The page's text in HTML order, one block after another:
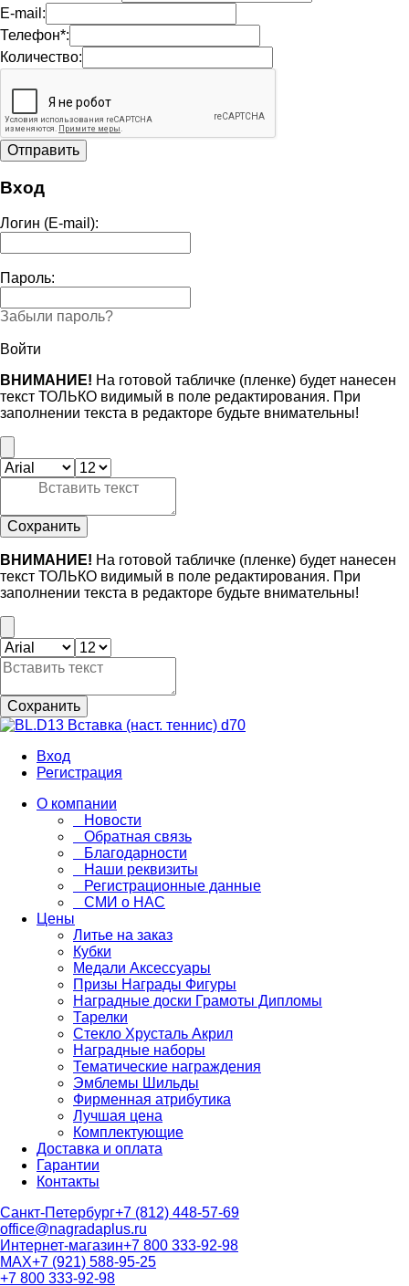
E-mail:
Телефон*:
Количество:
Вход
Логин (E-mail):
Пароль:
Забыли пароль?
Войти
ВНИМАНИЕ! На готовой табличке (пленке) будет нанесен
текст ТОЛЬКО видимый в поле редактирования. При
заполнении текста в редакторе будьте внимательны!
Сохранить
ВНИМАНИЕ! На готовой табличке (пленке) будет нанесен
текст ТОЛЬКО видимый в поле редактирования. При
заполнении текста в редакторе будьте внимательны!
Сохранить
Вход
Регистрация
О компании
Новости
Обратная связь
Благодарности
Наши реквизиты
Регистрационные данные
СМИ о НАС
Цены
Литье на заказ
Кубки
Медали Аксессуары
Призы Награды Фигуры
Наградные доски Грамоты Дипломы
Тарелки
Стекло Хрусталь Акрил
Наградные наборы
Тематические награждения
Эмблемы Шильды
Фирменная атрибутика
Лучшая цена
Комплектующие
Доставка и оплата
Гарантии
Контакты
Санкт-Петербург+7 (812) 448-57-69
office@nagradaplus.ru
Интернет-магазин+7 800 333-92-98
MAX+7 (921) 588-95-25
+7 800 333-92-98